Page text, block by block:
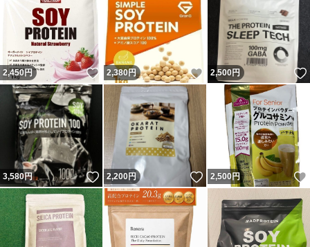
2,450円 いいね！
2,380円 いいね！
2,500円
3,580円 いいね！
2,200円 いいね！
2,500円